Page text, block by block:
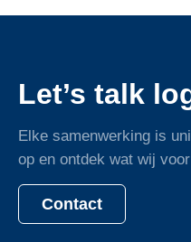
Let’s talk
Elke samenwerking is
op en ontdek wat wij
Contact